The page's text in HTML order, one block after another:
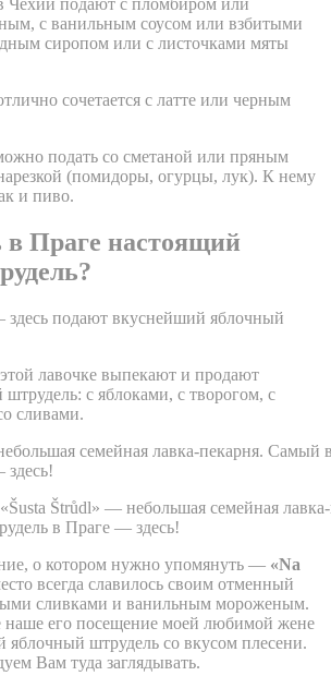
Чехии подают с пломбиром или
с ванильным соусом или взбитыми
сиропом или с листочками мяты
сочетается с латте или черным
подать со сметаной или пряным
(помидоры, огурцы, лук). К нему
и пиво.
в Праге настоящий
подают вкуснейший яблочный
лавочке выпекают и продают
с яблоками, с творогом, с
сливами.
Štrůdl» — небольшая семейная
в Праге — здесь!
о котором нужно упомянуть — «Na
всегда славилось своим отменный
сливками и ванильным мороженым.
наше его посещение моей любимой жене
яблочный штрудель со вкусом плесени.
Вам туда заглядывать.